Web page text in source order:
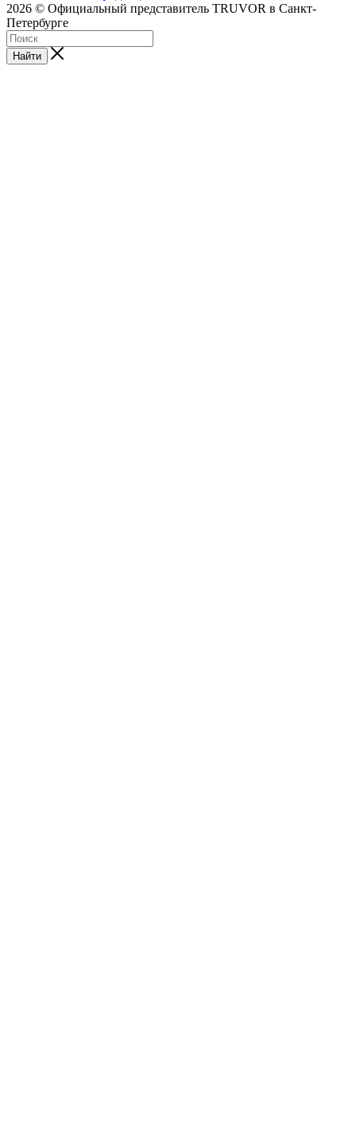
2026 © Официальный представитель TRUVOR в Санкт-
Петербурге
Найти